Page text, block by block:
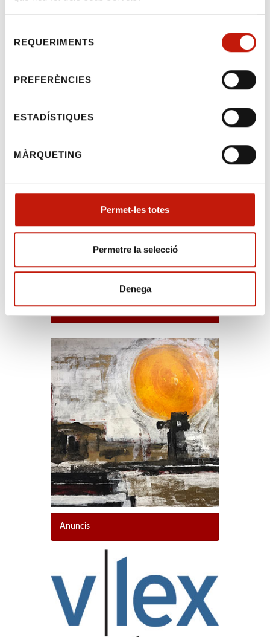
REQUERIMENTS
PREFERÈNCIES
ESTADÍSTIQUES
MÀRQUETING
Permet-les totes
Permetre la selecció
Denega
Em plau comunicar-vos que els dies 16 i 17
Barcelona acollirà el Seminari "Tercer Fòrum
Internationale des Avocats (UIA), amb la
Creient que pot ser del vostre interès, rebeu
Document pdf
Exposició - Fons Col·legial
Anuncis